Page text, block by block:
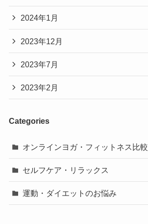
2024年1月
2023年12月
2023年7月
2023年2月
Categories
オンラインヨガ・フィットネス比較
セルフケア・リラックス
運動・ダイエットのお悩み